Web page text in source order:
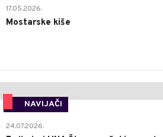
17.05.2026.
Mostarske kiše
NAVIJAČI
24.07.2026.